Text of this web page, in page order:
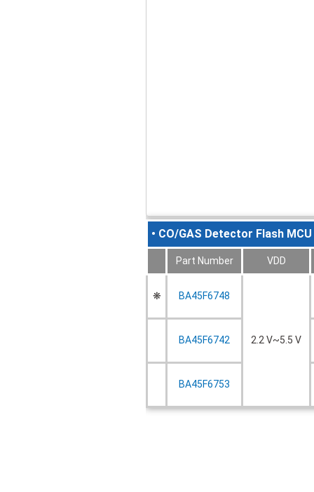
• CO/GAS Detector Flash
Part Number VDD
❋ BA45F6748
2.2 V~5.5 V
BA45F6742
BA45F6753